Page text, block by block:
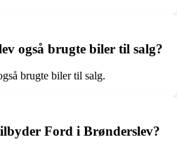
også brugte biler til salg?
brugte biler til salg.
Ford i Brønderslev?